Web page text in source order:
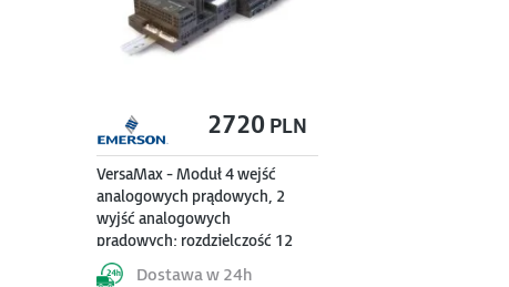
VersaMax - Moduł 4 wejść
analogowych prądowych, 2
wyjść analogowych
prądowych; rozdzielczość 12
bitów
2720 PLN
Dostawa w 24h